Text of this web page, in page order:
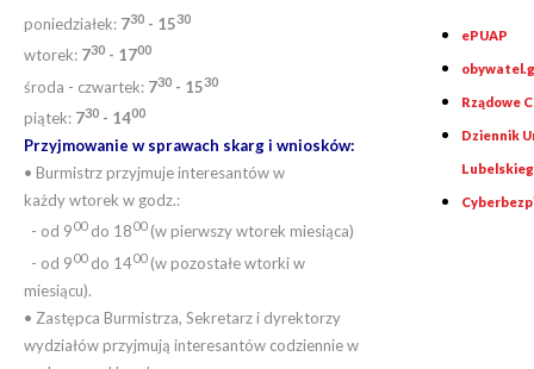
poniedziałek: 730 - 1530
wtorek: 730 - 1700
środa - czwartek: 730 - 1530
piątek: 730 - 1400
Przyjmowanie w sprawach skarg i wniosków:
• Burmistrz przyjmuje interesantów w
każdy wtorek w godz.:
- od 900do 1800(w pierwszy wtorek miesiąca)
- od 900do 1400(w pozostałe wtorki w
miesiącu).
• Zastępca Burmistrza, Sekretarz i dyrektorzy
wydziałów przyjmują interesantów codziennie w
ePUAP
Rządowe
Dziennik